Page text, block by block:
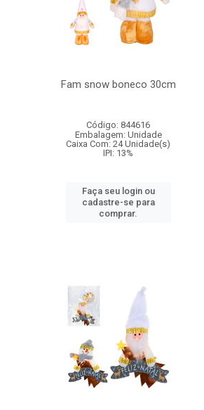
Fam snow boneco 30cm
Código: 844616
Embalagem: Unidade
Caixa Com: 24 Unidade(s)
IPI: 13%
Faça seu login ou
cadastre-se para
comprar.